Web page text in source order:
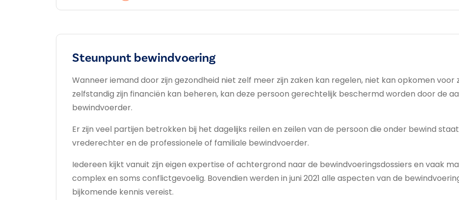
Steunpunt bewindvoering
Wanneer iemand door zijn gezondheid niet zelf meer zijn zaken kan regelen, niet kan opkomen
zelfstandig zijn financiën kan beheren, kan deze persoon gerechtelijk beschermd worden door de
bewindvoerder.
Er zijn veel partijen betrokken bij het dagelijks reilen en zeilen van de persoon die onder bewind
vrederechter en de professionele of familiale bewindvoerder.
Iedereen kijkt vanuit zijn eigen expertise of achtergrond naar de bewindvoeringsdossiers en vaak
complex en soms conflictgevoelig. Bovendien werden in juni 2021 alle aspecten van de
bijkomende kennis vereist.